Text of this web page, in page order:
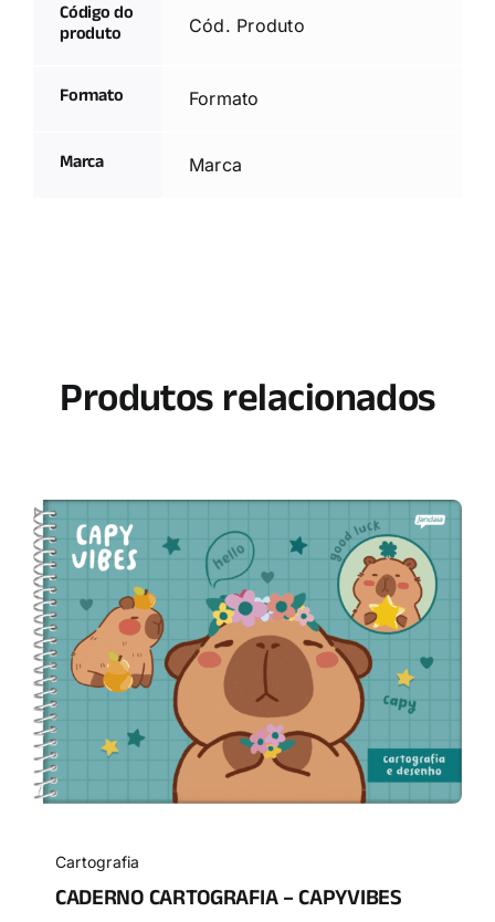
Código do
produto Cód. Produto
Formato Formato
Marca Marca
Produtos relacionados
Cartografia
CADERNO CARTOGRAFIA – CAPYVIBES